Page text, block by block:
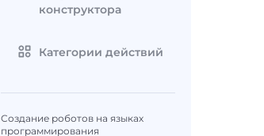
конструктора
Категории действий
Создание роботов на языках
программирования